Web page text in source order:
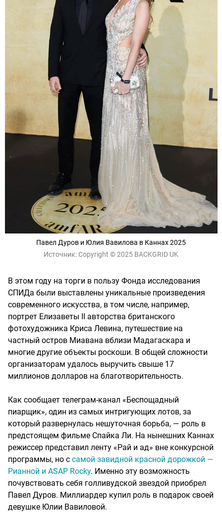
Павел Дуров и Юлия Вавилова в Каннах 2025
Источник: Copyright © 2025 BACKGRID UK
В этом году на торги в пользу Фонда исследования
СПИДа были выставлены уникальные произведения
современного искусства, в том числе, например,
портрет Елизаветы II авторства британского
фотохудожника Криса Левина, путешествие на
частный остров Миавана вблизи Мадагаскара и
многие другие объекты роскоши. В общей сложности
организаторам удалось выручить свыше 17
миллионов долларов на благотворительность.
Как сообщает телеграм-канал «Беспощадный
пиарщик», один из самых интригующих лотов, за
который развернулась нешуточная борьба, — роль в
предстоящем фильме Спайка Ли. На нынешних Каннах
режиссер представил ленту «Рай и ад» вне конкурсной
программы, но с самой завидной красной дорожкой —
Рианной и ASAP Rocky. Именно эту возможность
почувствовать себя голливудской звездой приобрел
Павел Дуров. Миллиардер купил роль в подарок своей
девушке Юлии Вавиловой.